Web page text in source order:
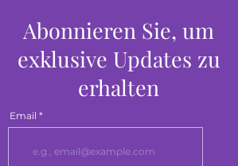
Abonnieren Sie, um
exklusive Updates zu
erhalten
Email